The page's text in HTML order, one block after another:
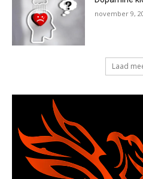
november 9,
Laad